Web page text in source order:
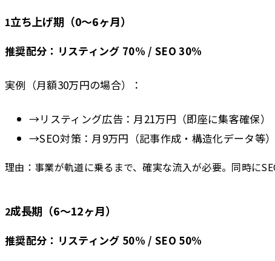
1立ち上げ期（0〜6ヶ月）
推奨配分：リスティング 70% / SEO 30%
実例（月額30万円の場合）：
→リスティング広告：月21万円（即座に集客確保）
→SEO対策：月9万円（記事作成・構造化データ等）
理由：事業が軌道に乗るまで、確実な流入が必要。同時に
2成長期（6〜12ヶ月）
推奨配分：リスティング 50% / SEO 50%